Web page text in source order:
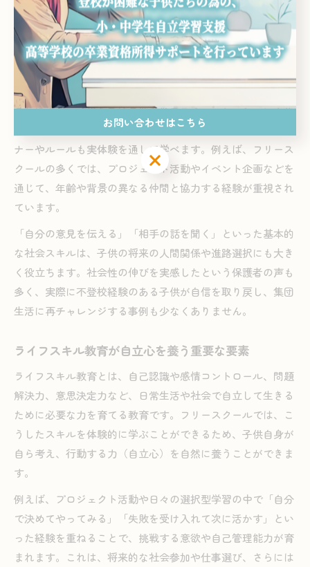
に合わせたプログラムが用意されており、画一的な教育環境
では得がたい“社会性”を、体験的な学びを通じて身につけら
れる点が大きな特徴です。集団活動だけでなく、個別のワー
クや小グループでのディスカッションなど、多様な人間関係
を築く機会が豊富に用意されています。
これにより、子供たちは自然な形でコミュニケーション力や
協調性、自己表現力を高め、社会で必要とされる基本的なマ
ナーやルールも実体験を通して学べます。例えば、フリース
クールの多くでは、プロジェクト活動やイベント企画などを
通じて、年齢や背景の異なる仲間と協力する経験が重視され
ています。
「自分の意見を伝える」「相手の話を聞く」といった基本的
な社会スキルは、子供の将来の人間関係や進路選択にも大き
く役立ちます。社会性の伸びを実感したという保護者の声も
多く、実際に不登校経験のある子供が自信を取り戻し、集団
生活に再チャレンジする事例も少なくありません。
ライフスキル教育が自立心を養う重要な要素
ライフスキル教育とは、自己認識や感情コントロール、問題
解決力、意思決定力など、日常生活や社会で自立して生きる
ために必要な力を育てる教育です。フリースクールでは、こ
うしたスキルを体験的に学ぶことができるため、子供自身が
自ら考え、行動する力（自立心）を自然に養うことができま
す。
例えば、プロジェクト活動や日々の選択型学習の中で「自分
で決めてやってみる」「失敗を受け入れて次に活かす」とい
った経験を重ねることで、挑戦する意欲や自己管理能力が育
まれます。これは、将来的な社会参加や仕事選び、さらには
お問い合わせはこちら